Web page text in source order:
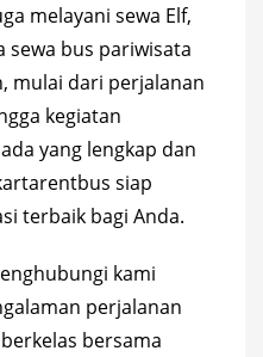
melayani sewa Elf,
bus pariwisata
mulai dari perjalanan
kegiatan
yang lengkap dan
siap
terbaik bagi Anda.
kami
perjalanan
bersama